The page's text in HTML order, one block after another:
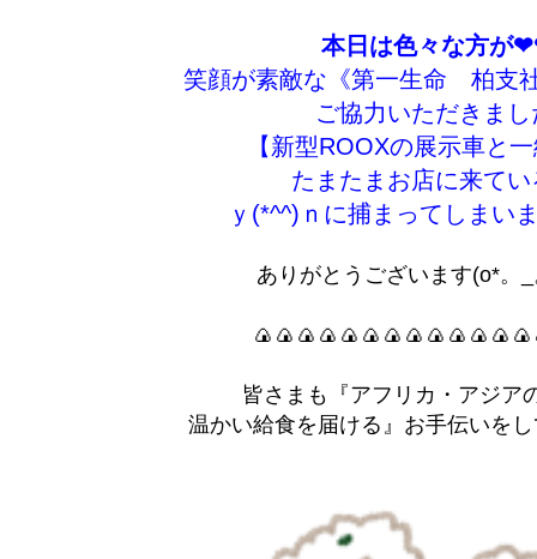
本日は色々な方が
笑顔が素敵な《第一生命 柏支
ご協力いただきまし
【新型ROOXの展示車と
たまたまお店に来て
ｙ(*^^)ｎに捕まってしまい
ありがとうございます(o*。
皆さまも『アフリカ・アジア
温かい給食を届ける』お手伝いを